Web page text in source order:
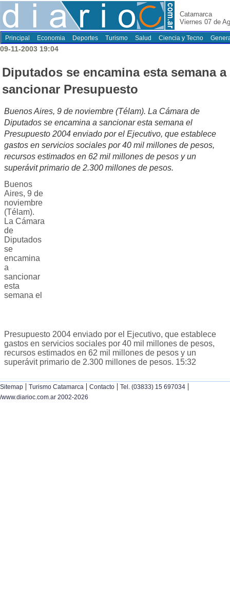
Catamarca
Viernes 07 de
Principal Economia Deportes Turismo Salud Ciencia y Tecno
09-11-2003 19:04
Diputados se encamina esta semana a
sancionar Presupuesto
Buenos Aires, 9 de noviembre (Télam). La Cámara de
Diputados se encamina a sancionar esta semana el
Presupuesto 2004 enviado por el Ejecutivo, que establece
gastos en servicios sociales por 40 mil millones de pesos,
recursos estimados en 62 mil millones de pesos y un
superávit primario de 2.300 millones de pesos.
Buenos
Aires, 9 de
noviembre
(Télam).
La Cámara
de
Diputados
se
encamina
a
sancionar
esta
semana el
Presupuesto 2004 enviado por el Ejecutivo, que establece
gastos en servicios sociales por 40 mil millones de pesos,
recursos estimados en 62 mil millones de pesos y un
superávit primario de 2.300 millones de pesos. 15:32
Sitemap | Turismo Catamarca | Contacto | Tel. (03833) 15 697034 |
/www.diarioc.com.ar 2002-2026